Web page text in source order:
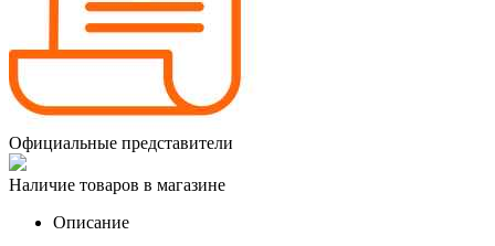
Официальные представители
Наличие товаров в магазине
Описание